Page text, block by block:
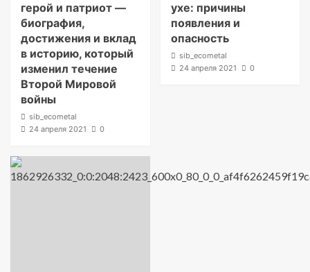
герой и патриот —
биография,
достижения и вклад
в историю, который
изменил течение
Второй Мировой
войны
sib_ecometal
24 апреля 2021
0
ухе: причины
появления и
опасность
sib_ecometal
24 апреля 2021
0